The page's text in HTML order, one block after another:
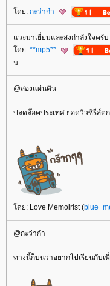
โดย: กะว่าก๋า
แวะมาเยี่ยมและส่งกำลังใจครับ
โดย: **mp5**
น.
@สองแผ่นดิน
ปลดล๊อคประเทศ ยอดวิวซีรีส์ต
โดย: Love Memoirist (
@กะว่าก๋า
ทางนี้ก็บ่นว่าอยากไปเรียนกับเ